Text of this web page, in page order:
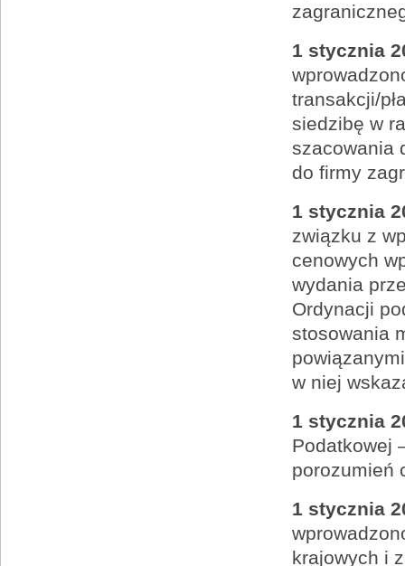
1 stycznia
transakcji/
siedzibę w
szacowania
do firmy
1 stycznia
związku z
cenowych
wydania
Ordynacji
stosowania
w niej
1 stycznia
Podatkowej
porozumień
1 stycznia
krajowych i